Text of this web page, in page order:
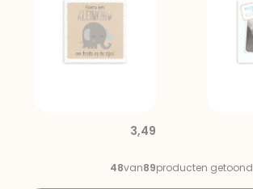
3,49
48van89producten getoond